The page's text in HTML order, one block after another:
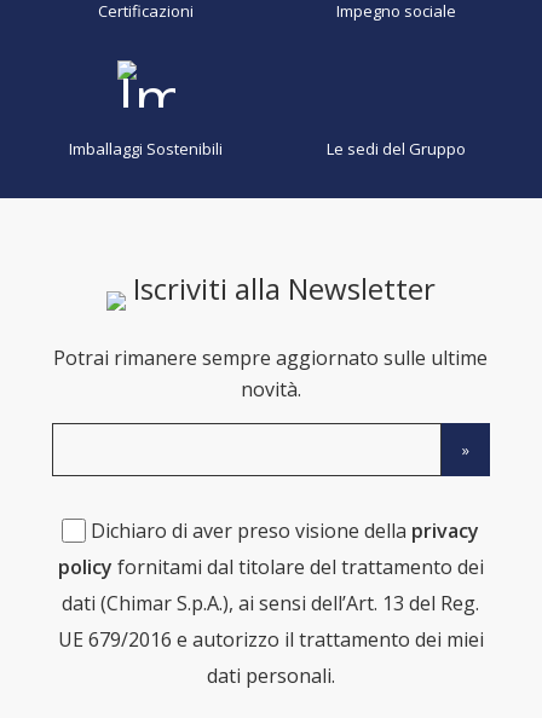
Certificazioni Impegno sociale
Imballaggi Sostenibili Le sedi del Gruppo
Iscriviti alla Newsletter
Potrai rimanere sempre aggiornato sulle ultime
novità.
Dichiaro di aver preso visione della privacy
policy fornitami dal titolare del trattamento dei
dati (Chimar S.p.A.), ai sensi dell’Art. 13 del Reg.
UE 679/2016 e autorizzo il trattamento dei miei
dati personali.